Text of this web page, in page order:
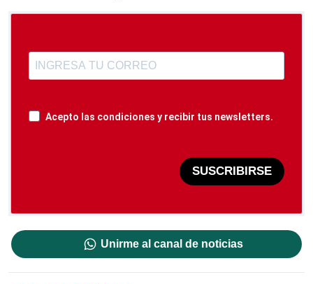
Acepto las condiciones y recibir tus newsletters.
SUSCRIBIRSE
Unirme al canal de noticias